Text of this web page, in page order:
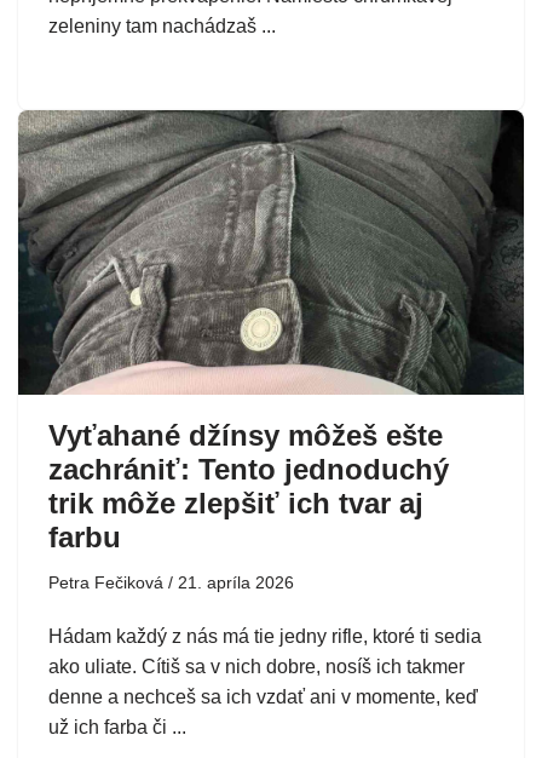
zeleniny tam nachádzaš ...
Vyťahané džínsy môžeš ešte
zachrániť: Tento jednoduchý
trik môže zlepšiť ich tvar aj
farbu
Petra Fečiková 21. apríla 2026
Hádam každý z nás má tie jedny rifle, ktoré ti sedia
ako uliate. Cítiš sa v nich dobre, nosíš ich takmer
denne a nechceš sa ich vzdať ani v momente, keď
už ich farba či ...